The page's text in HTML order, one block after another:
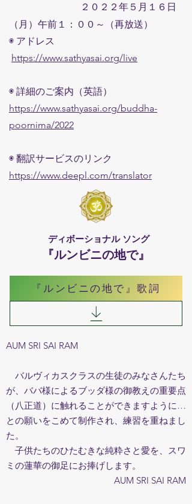
２０２２年５月１６日
（月）午前１：００～（再放送）
◉ アドレス
https://www.sathyasai.org/live
◉ 詳細のご案内（英語）
https://www.sathyasai.org/buddha-
poornima/2022
◉ 翻訳サービスのリンク
https://www.deepl.com/translator
​ ディボーショナル ソング
『ルンビニの地で』
『ルンビニの地で』歌詞
AUM SRI SAI RAM
バルヴィカスクラスの生徒のみなさんたち
が、ババ様によるブッダ様の御教えの重要点
（八正道）に触れることができますように…
との願いをこめて制作され、練習を重ねまし
た。
子供たちのひたむきな純粋さと愛を、スワ
ミの蓮華の御足にお捧げします。
AUM SRI SAI RAM